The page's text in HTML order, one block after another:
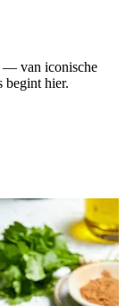
— van iconische
begint hier.